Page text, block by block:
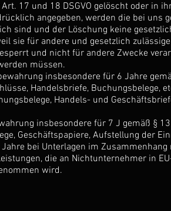
17 und 18 DSGVO gelöscht oder in
angegeben, werden die bei uns
sind und der Löschung keine
sie für andere und gesetzlich
und nicht für andere Zwecke
müssen.
insbesondere für 6 Jahre
Handelsbriefe, Buchungsbelege,
Handels- und
insbesondere für 7 J gemäß §
Geschäftspapiere, Aufstellung der
bei Unterlagen im
die an Nichtunternehmer in
wird.